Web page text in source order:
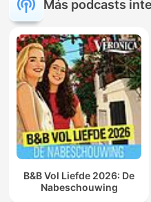
Más podcasts
B&B Vol Liefde 2026: De
Nabeschouwing